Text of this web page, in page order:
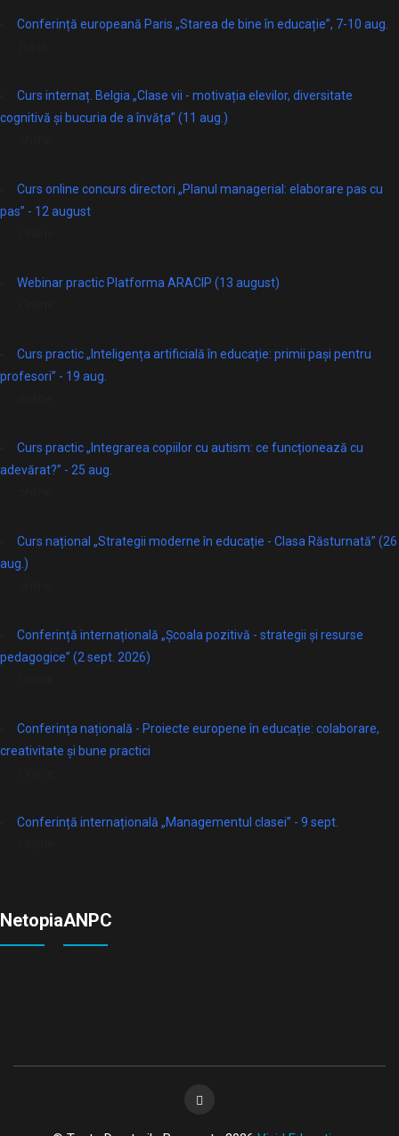
Conferință europeană Paris „Starea de bine în educație”, 7-10 aug.
Curs internaț. Belgia „Clase vii - motivația elevilor, diversitate
cognitivă și bucuria de a învăța” (11 aug.)
Curs online concurs directori „Planul managerial: elaborare pas cu
pas” - 12 august
Webinar practic Platforma ARACIP (13 august)
Curs practic „Inteligența artificială în educație: primii pași pentru
profesori” - 19 aug.
Curs practic „Integrarea copiilor cu autism: ce funcționează cu
adevărat?” - 25 aug.
Curs național „Strategii moderne în educație - Clasa Răsturnată” (26
aug.)
Conferință internațională „Școala pozitivă - strategii și resurse
pedagogice” (2 sept. 2026)
Conferința națională - Proiecte europene în educație: colaborare,
creativitate și bune practici
Conferință internațională „Managementul clasei” - 9 sept.
NetopiaANPC